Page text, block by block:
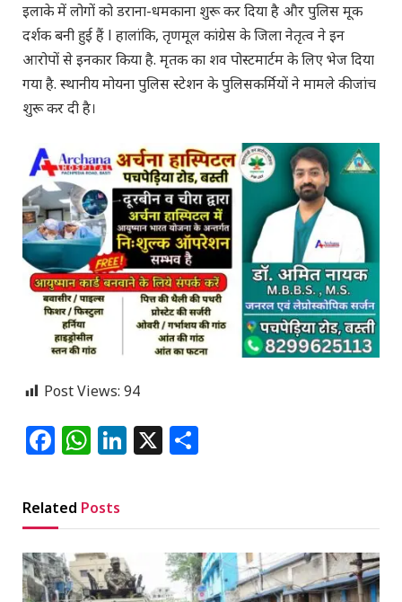
इलाके में लोगों को डराना-धमकाना शुरू कर दिया है और पुलिस मूक
दर्शक बनी हुई हैं l हालांकि, तृणमूल कांग्रेस के जिला नेतृत्व ने इन
आरोपों से इनकार किया है. मृतक का शव पोस्टमार्टम के लिए भेज दिया
गया है. स्थानीय मोयना पुलिस स्टेशन के पुलिसकर्मियों ने मामले की जांच
शुरू कर दी है।
Post Views: 94
Facebook
WhatsApp
LinkedIn
X
Related Posts